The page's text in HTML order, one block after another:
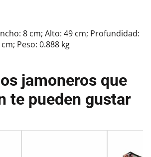
8 cm; Alto: 49 cm; Profundidad:
Peso: 0.888 kg
jamoneros que
te pueden gustar